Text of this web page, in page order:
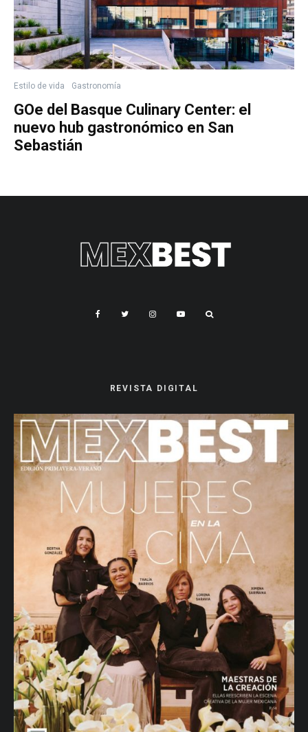
Estilo de vida Gastronomía
GOe del Basque Culinary Center: el
nuevo hub gastronómico en San
Sebastián
REVISTA DIGITAL